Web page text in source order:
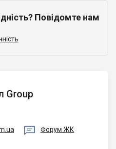
Повідомте нам
Group
 Форум ЖК